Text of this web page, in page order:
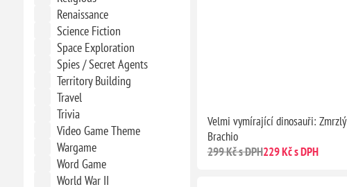
Renaissance
Science Fiction
Space Exploration
Spies / Secret Agents
Territory Building
Travel
Trivia
Video Game Theme
Wargame
Word Game
World War II
Velmi vymírající dinosauři: Zmrzlý
Brachio
299 Kč s DPH229 Kč s DPH